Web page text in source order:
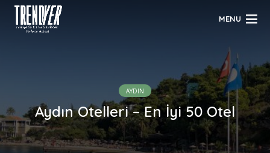
MENU
AYDIN
Aydın Otelleri – En İyi 50 Otel